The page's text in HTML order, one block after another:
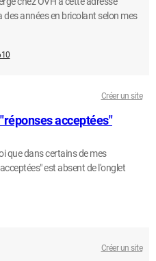
des années en bricolant selon mes
Créer un site
acceptées"
que dans certains de mes
est absent de l'onglet
Créer un site